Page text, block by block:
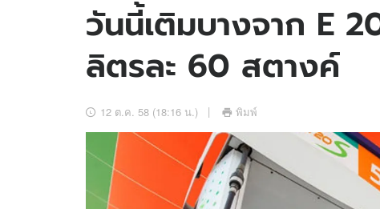
ข่าวบันเทิง
ข่าวกีฬา
ข่าวเศรษฐกิจ
อัปเดตจีน
เช็กข่าวชัวร์
สถิติหวยไทย
หวยลาว
วันนี้เติมบางจาก E
ลิตรละ 60 สตางค์
12 ต.ค. 58 (18:16 น.) พิมพ์